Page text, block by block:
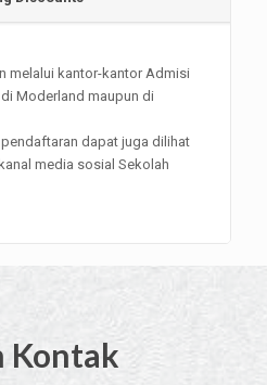
melalui kantor-kantor Admisi
Moderland maupun di
dapat juga dilihat
media sosial Sekolah
Kontak